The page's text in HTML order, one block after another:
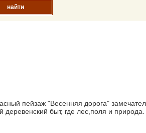
найти
пейзаж "Весенняя дорога"
быт, где лес,поля и природа.